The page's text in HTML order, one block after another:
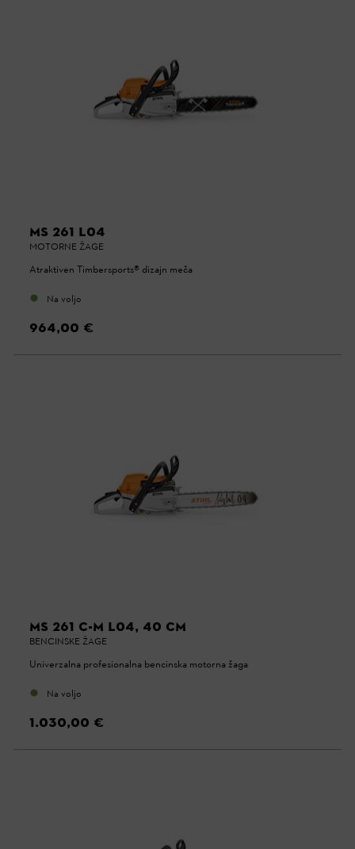
MS 261 L04
MOTORNE ŽAGE
Atraktiven Timbersports® dizajn meča
Na voljo
964,00 €
MS 261 C-M L04, 40 CM
BENCINSKE ŽAGE
Univerzalna profesionalna bencinska motorna žaga
Na voljo
1.030,00 €